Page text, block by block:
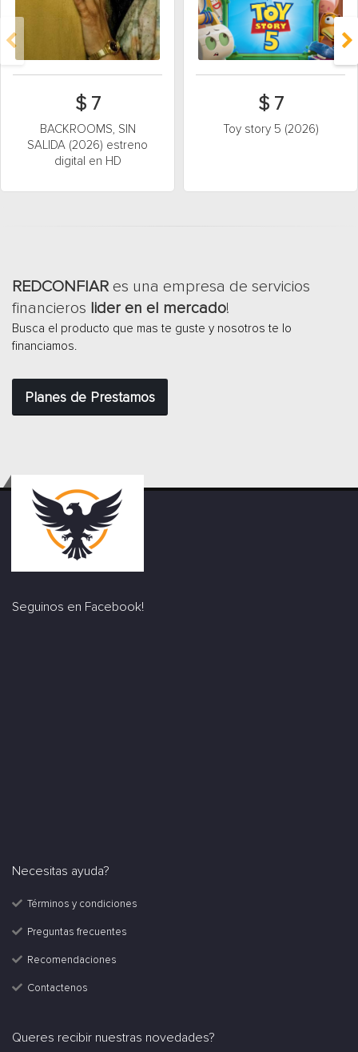
$ 7
BACKROOMS, SIN
SALIDA (2026) estreno
digital en HD
$ 7
Toy story 5 (2026)
REDCONFIAR es una empresa de servicios
financieros lider en el mercado!
Busca el producto que mas te guste y nosotros te lo
financiamos.
Planes de Prestamos
Seguinos en Facebook!
Necesitas ayuda?
Términos y condiciones
Preguntas frecuentes
Recomendaciones
Contactenos
Queres recibir nuestras novedades?